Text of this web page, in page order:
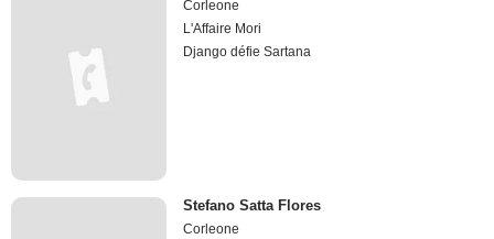
Corleone
L'Affaire Mori
Django défie Sartana
Stefano Satta Flores
Corleone